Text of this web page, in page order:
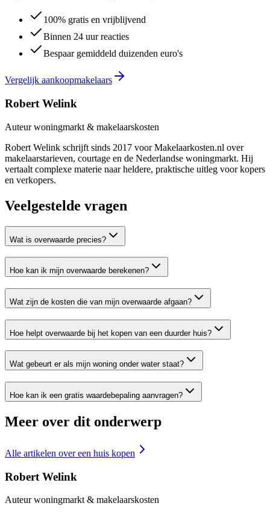
100% gratis en vrijblijvend
Binnen 24 uur reacties
Bespaar gemiddeld duizenden euro's
Vergelijk aankoopmakelaars
Robert Welink
Auteur woningmarkt & makelaarskosten
Robert Welink schrijft sinds 2017 voor Makelaarkosten.nl over
makelaarstarieven, courtage en de Nederlandse woningmarkt. Hij
vertaalt complexe materie naar heldere, praktische uitleg voor kopers
en verkopers.
Veelgestelde vragen
Wat is overwaarde precies?
Hoe kan ik mijn overwaarde berekenen?
Wat zijn de kosten die van mijn overwaarde afgaan?
Hoe helpt overwaarde bij het kopen van een duurder huis?
Wat gebeurt er als mijn woning onder water staat?
Hoe kan ik een gratis waardebepaling aanvragen?
Meer over dit onderwerp
Alle artikelen overeen huis kopen
Robert Welink
Auteur woningmarkt & makelaarskosten